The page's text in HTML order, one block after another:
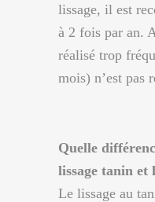
lissage, il est
à 2 fois par an.
réalisé trop
mois) n’est pas
Quelle
lissage tanin et
Le lissage au